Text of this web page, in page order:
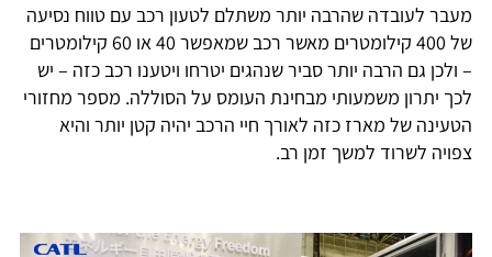
מעבר לעובדה שהרבה יותר משתלם לטעון רכב עם טווח נסיעה
של 400 קילומטרים מאשר רכב שמאפשר 40 או 60 קילומטרים
– ולכן גם הרבה יותר סביר שנהגים יטרחו ויטענו רכב כזה – יש
לכך יתרון משמעותי מבחינת העומס על הסוללה. מספר מחזורי
הטעינה של מארז כזה לאורך חיי הרכב יהיה קטן יותר והיא
צפויה לשרוד למשך זמן רב.